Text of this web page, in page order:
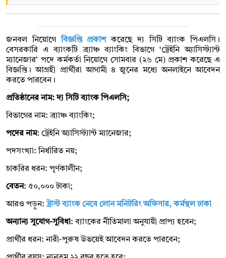
জনবল নিয়োগেবিজ্ঞপ্তি প্রকাশকরেছে দ্য সিটি ব্যাংক পিএলসি।
বেসরকারি এ ব্যাংকটি ব্র্যাঞ্চ ব্যাংকিং বিভাগে ‘ট্রেইনি অ্যাসিস্ট্যান্ট
ম্যানেজার’ পদে কর্মকর্তা নিয়োগে সোমবার (২৬ মে) প্রকাশ করেছে এ
বিজ্ঞপ্তি। আগ্রহী প্রার্থীরা আগামী ৪ জুনের মধ্যে অনলাইনে আবেদন
করতে পারবেন।
প্রতিষ্ঠানের নাম: দ্য সিটি ব্যাংক পিএলসি;
বিভাগের নাম: ব্র্যাঞ্চ ব্যাংকিং;
পদের নাম: ট্রেইনি অ্যাসিস্ট্যান্ট ম্যানেজার;
পদসংখ্যা: নির্ধারিত নয়;
চাকরির ধরন: পূর্ণকালীন;
বেতন: ৫০,০০০ টাকা;
আরও পড়ুন:ট্রাস্ট ব্যাংক নেবে লোন মনিটরিং অফিসার, কর্মস্থল ঢাকা
অন্যান্য সুযোগ-সুবিধা: ব্যাংকের নীতিমালা অনুযায়ী প্রাপ্য হবেন;
প্রার্থীর ধরন: নারী-পুরুষ উভয়েই আবেদন করতে পারবেন;